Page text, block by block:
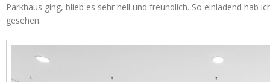
Parkhaus ging, blieb es sehr hell und freundlich. So einladend hab
gesehen.